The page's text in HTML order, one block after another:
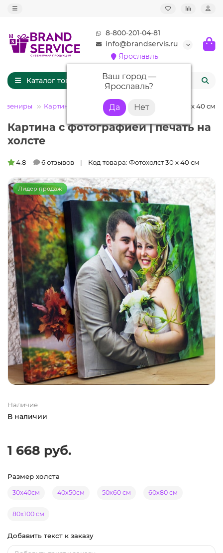
8-800-201-04-81
info@brandservis.ru
Ярославль
Ваш город —
Ярославль?
Каталог товаров
Картина на холсте Картина на холсте 30 х 40 см
Картина с фотографией | печать на
холсте
4.8 6 отзывов Код товара: Фотохолст 30 х 40 см
Лидер продаж
Наличие
В наличии
1 668 руб.
Размер холста
30х40см 40х50см 50х60 см 60х80 см
80х100 см
Добавить текст к заказу